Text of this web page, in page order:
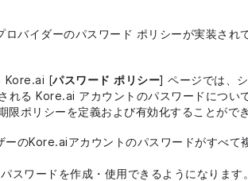
バイダーのパスワード ポリシーが実装され
Kore.ai [パスワード ポリシー] ページでは、
れる Kore.ai アカウントのパスワードについ
ポリシーを定義および有効化することができ
のKore.aiアカウントのパスワードがすべて
スワードを作成・使用できるようになります